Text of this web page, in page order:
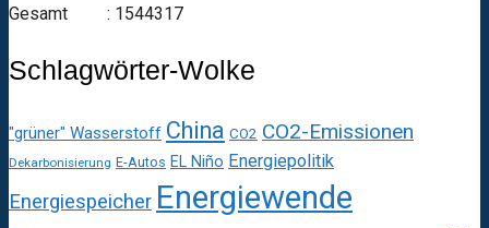
Gesamt : 1544317
Schlagwörter-Wolke
"grüner" Wasserstoff China CO2 CO2-Emissionen
Dekarbonisierung E-Autos EL Niño Energiepolitik
Energiespeicher Energiewende